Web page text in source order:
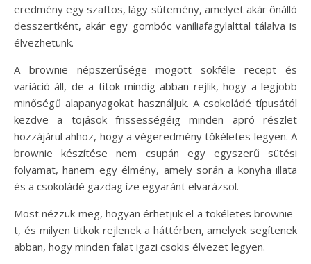
eredmény egy szaftos, lágy sütemény, amelyet akár önálló
desszertként, akár egy gombóc vaníliafagylalttal tálalva is
élvezhetünk.
A brownie népszerűsége mögött sokféle recept és
variáció áll, de a titok mindig abban rejlik, hogy a legjobb
minőségű alapanyagokat használjuk. A csokoládé típusától
kezdve a tojások frissességéig minden apró részlet
hozzájárul ahhoz, hogy a végeredmény tökéletes legyen. A
brownie készítése nem csupán egy egyszerű sütési
folyamat, hanem egy élmény, amely során a konyha illata
és a csokoládé gazdag íze egyaránt elvarázsol.
Most nézzük meg, hogyan érhetjük el a tökéletes brownie-
t, és milyen titkok rejlenek a háttérben, amelyek segítenek
abban, hogy minden falat igazi csokis élvezet legyen.